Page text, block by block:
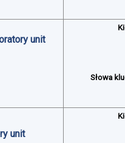
unit
Słowa
unit